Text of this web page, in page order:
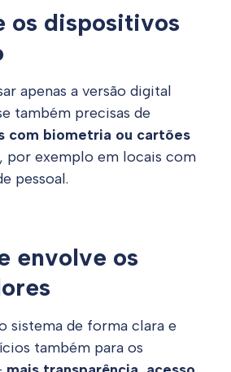
os dispositivos
apenas a versão digital
também precisas de
com biometria ou cartões
, por exemplo em locais com
pessoal.
envolve os
sistema de forma clara e
também para os